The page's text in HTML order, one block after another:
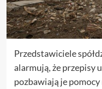
Przedstawiciele
alarmują, że przepisy
pozbawiają je